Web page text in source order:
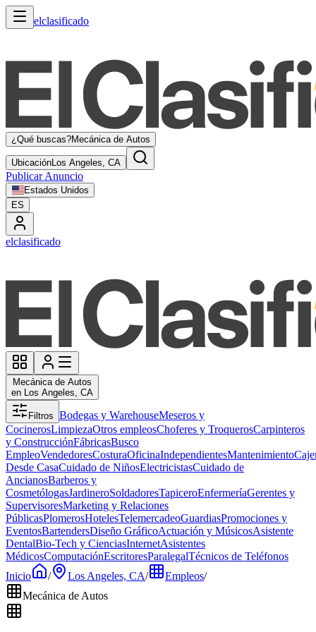
elclasificado
¿Qué buscas?Mecánica de Autos
UbicaciónLos Angeles, CA
Publicar Anuncio
Estados Unidos
ES
elclasificado
Mecánica de Autos
en Los Angeles, CA
Filtros Bodegas y WarehouseMeseros y
CocinerosLimpiezaOtros empleosChoferes y TroquerosCarpinteros
y ConstrucciónFábricasBusco
EmpleoVendedoresCosturaOficinaIndependientesMantenimiento
Desde CasaCuidado de NiñosElectricistasCuidado de
AncianosBarberos y
CosmetólogasJardineroSoldadoresTapiceroEnfermeríaGerentes y
SupervisoresMarketing y Relaciones
PúblicasPlomerosHotelesTelemercadeoGuardiasPromociones y
EventosBartendersDiseño GráficoActuación y MúsicosAsistente
DentalBio-Tech y CienciasInternetAsistentes
MédicosComputaciónEscritoresParalegalTécnicos de Teléfonos
Inicio
/ Los Angeles, CA/ Empleos/
Mecánica de Autos